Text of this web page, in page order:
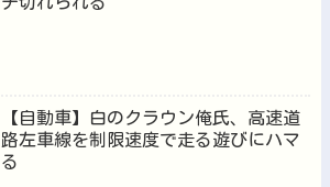
【自動車】白のクラウン俺氏、高速道
路左車線を制限速度で走る遊びにハマ
る